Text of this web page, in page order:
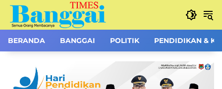
Langsung
konten
BERANDA BANGGAI POLITIK PENDIDIKAN &